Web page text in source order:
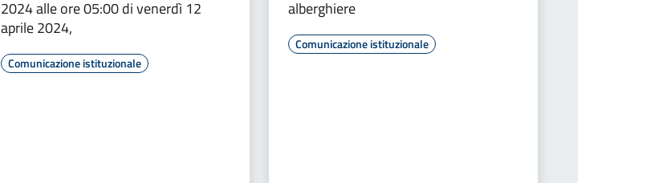
2024 alle ore 05:00 di venerdì 12
aprile 2024,
Comunicazione istituzionale
alberghiere
Comunicazione istituzionale